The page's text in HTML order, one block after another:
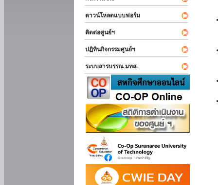
ดาวน์โหลดแบบฟอร์ม
ติดต่อศูนย์ฯ
ปฏิทินกิจกรรมศูนย์ฯ
ระบบสารบรรณ มทส.